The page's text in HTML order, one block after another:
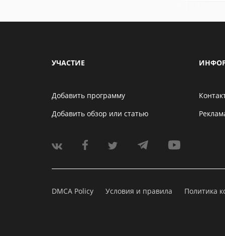
УЧАСТИЕ
Добавить программу
Добавить обзор или статью
DMCA Policy Условия и правила Политика